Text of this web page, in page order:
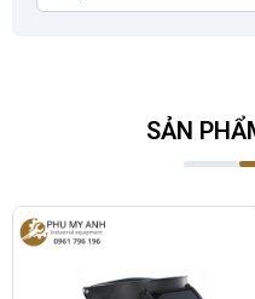
SẢN